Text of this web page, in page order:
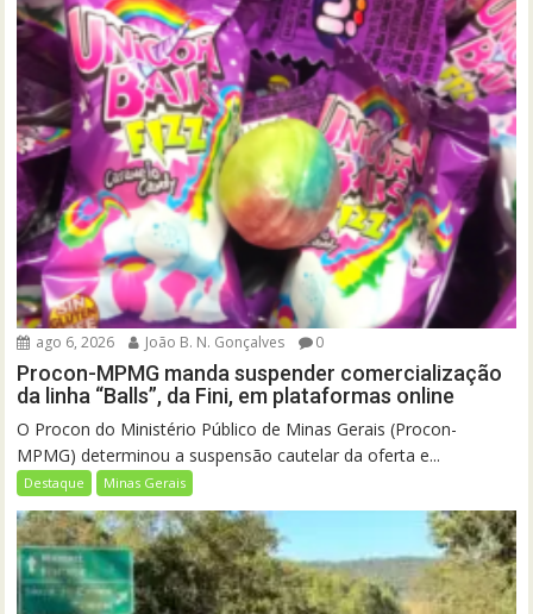
ago 6, 2026 João B. N. Gonçalves 0
Procon-MPMG manda suspender comercialização
da linha “Balls”, da Fini, em plataformas online
O Procon do Ministério Público de Minas Gerais (Procon-
MPMG) determinou a suspensão cautelar da oferta e...
Destaque Minas Gerais